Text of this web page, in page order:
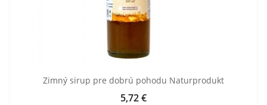
Zimný sirup pre dobrú pohodu Naturprodukt
Cena
5,72 €